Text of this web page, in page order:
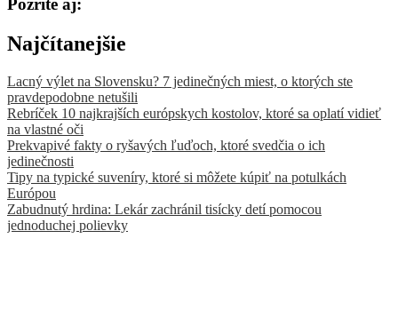
Pozrite aj:
Najčítanejšie
Lacný výlet na Slovensku? 7 jedinečných miest, o ktorých ste
pravdepodobne netušili
Rebríček 10 najkrajších európskych kostolov, ktoré sa oplatí vidieť
na vlastné oči
Prekvapivé fakty o ryšavých ľuďoch, ktoré svedčia o ich
jedinečnosti
Tipy na typické suveníry, ktoré si môžete kúpiť na potulkách
Európou
Zabudnutý hrdina: Lekár zachránil tisícky detí pomocou
jednoduchej polievky